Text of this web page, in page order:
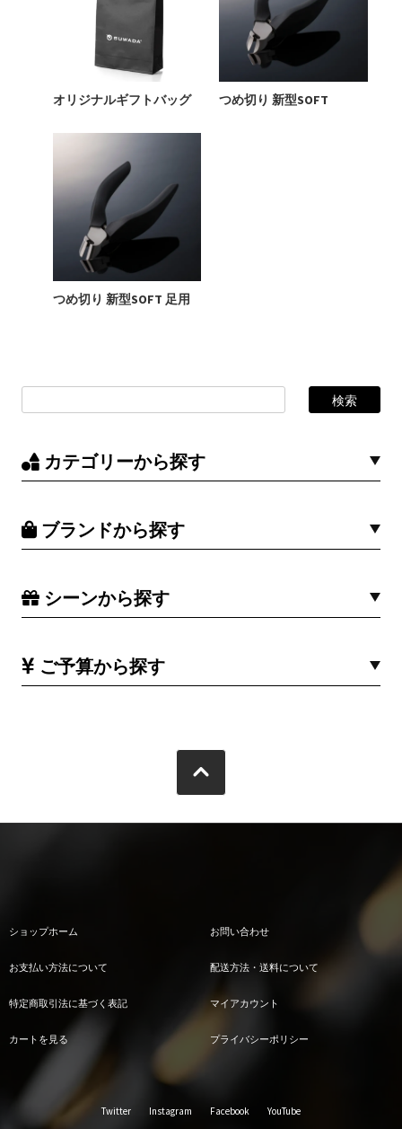
オリジナルギフトバッグ つめ切り 新型SOFT
つめ切り 新型SOFT 足用
カテゴリーから探す
ブランドから探す
シーンから探す
ご予算から探す
ショップホーム お問い合わせ
お支払い方法について 配送方法・送料について
特定商取引法に基づく表記 マイアカウント
カートを見る プライバシーポリシー
Twitter Instagram Facebook YouTube